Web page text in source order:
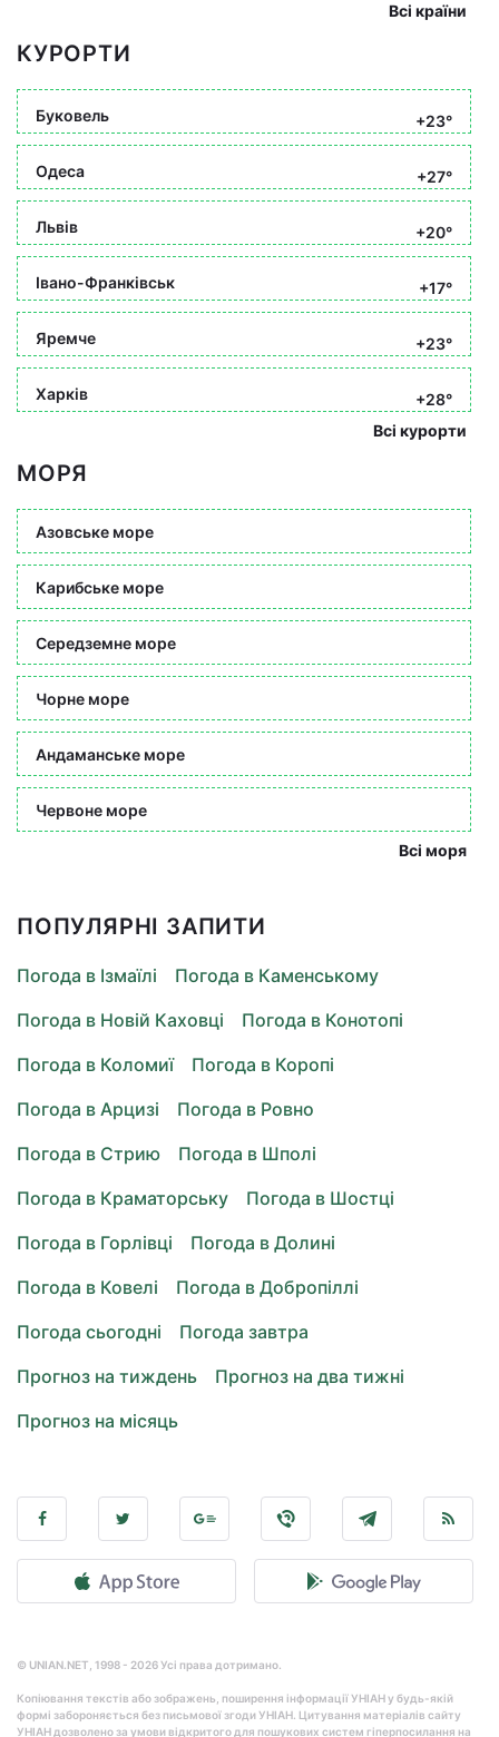
Всі країни
КУРОРТИ
Буковель +23°
Одеса +27°
Львів +20°
Івано-Франківськ +17°
Яремче +23°
Харків
+28°
Всі курорти
МОРЯ
Азовське море
Карибське море
Середземне море
Чорне море
Андаманське море
Червоне море
Всі моря
ПОПУЛЯРНІ ЗАПИТИ
Погода в Ізмаїлі
Погода в Каменському
Погода в Новій Каховці
Погода в Конотопі
Погода в Коломиї
Погода в Коропі
Погода в Арцизі
Погода в Ровно
Погода в Стрию
Погода в Шполі
Погода в Краматорську
Погода в Шостці
Погода в Горлівці
Погода в Долині
Погода в Ковелі
Погода в Добропіллі
Погода сьогодні
Погода завтра
Прогноз на тиждень
Прогноз на два тижні
Прогноз на місяць
© UNIAN.NET, 1998 - 2026 Усі права дотримано.
Копіювання текстів або зображень, поширення інформації УНІАН у будь-якій
формі забороняється без письмової згоди УНІАН. Цитування матеріалів сайту
УНІАН дозволено за умови відкритого для пошукових систем гіперпосилання на